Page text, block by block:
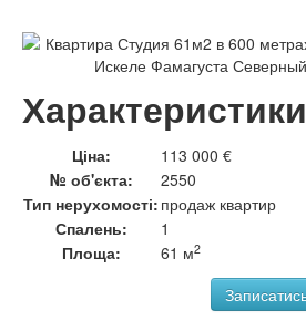
Характеристики
Ціна:
113 000 €
№ об'єкта:
2550
Тип нерухомості: продаж квартир
Спалень:
1
Площа:
61 м2